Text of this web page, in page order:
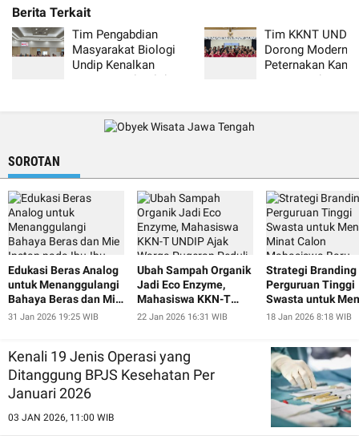
Tim Pengabdian
Masyarakat Biologi
Undip Kenalkan
Pewarna Tekstil dari
Persatuan FSM Guna
Setempat
Tim KKNT UNDIP
Dorong
Peternakan
Desa Sumberejo
SOROTAN
Edukasi Beras Analog
untuk Menanggulangi
Bahaya Beras dan Mie
Instan pada Ibu-Ibu
31 Jan 2026 19:25 WIB
Ubah Sampah Organik
Jadi Eco Enzyme,
Mahasiswa KKN-T
UNDIP Ajak Warga
22 Jan 2026 16:31 WIB
Strategi Branding
Perguruan Tinggi
Swasta untuk
Minat Calon
18 Jan 2026 8:18 WIB
Kenali 19 Jenis Operasi yang
Ditanggung BPJS Kesehatan Per
Januari 2026
03 JAN 2026, 11:00 WIB